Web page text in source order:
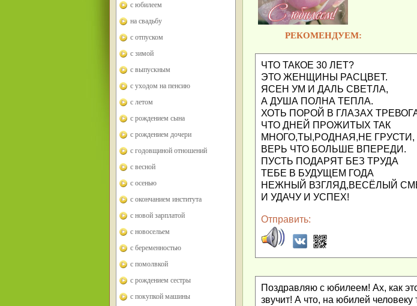
с юбилеем
на свадьбу
с отпуском
с зимой
с выпускным
с уходом на пенсию
с летом
с рождением сына
с рождением дочери
с годовщиной отношений
с весной
с осенью
с окончанием института
с новой зарплатой
с новосельем
с беременностью
с помолвкой
с рождением сестры
с покупкой машины
РЕКОМЕНДУЕМ:
ЧТО ТАКОЕ 30 ЛЕТ?
ЭТО ЖЕНЩИНЫ РАСЦВЕТ.
ЯСЕН УМ И ДАЛЬ СВЕТЛА,
А ДУША ПОЛНА ТЕПЛА.
ХОТЬ ПОРОЙ В ГЛАЗАХ
ЧТО ДНЕЙ ПРОЖИТЫХ ТАК
МНОГО,ТЫ,РОДНАЯ,НЕ ГРУСТИ,
ВЕРЬ ЧТО БОЛЬШЕ ВПЕРЕДИ.
ПУСТЬ ПОДАРЯТ БЕЗ ТРУДА
ТЕБЕ В БУДУЩЕМ ГОДА
НЕЖНЫЙ ВЗГЛЯД,ВЕСЁЛЫЙ
И УДАЧУ И УСПЕХ!
Отправить:
Поздравляю с юбилеем! Ах, как
звучит! А что, на юбилей человеку